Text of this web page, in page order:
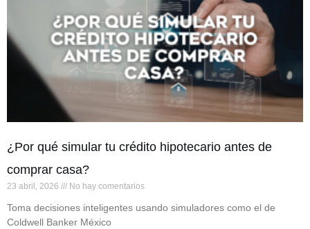
¿Por qué simular tu crédito hipotecario antes de
comprar casa?
23 abril, 2026 No hay comentarios
Toma decisiones inteligentes usando simuladores como el de
Coldwell Banker México